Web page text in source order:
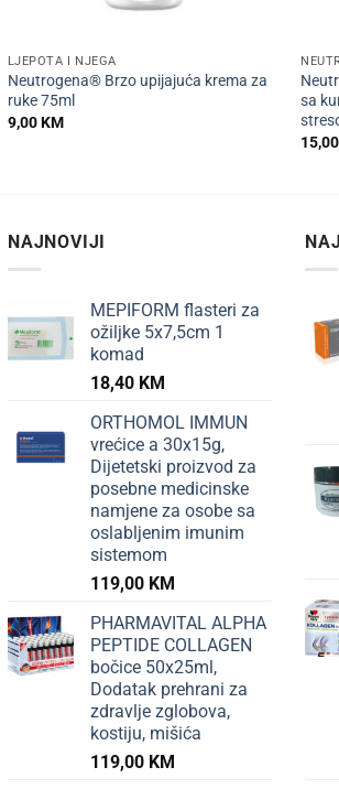
LJEPOTA I NJEGA
Neutrogena® Brzo upijajuća krema za
ruke 75ml
9,00KM
sa
NAJNOVIJI
MEPIFORM flasteri za
ožiljke 5x7,5cm 1
komad
18,40 KM
ORTHOMOL IMMUN
vrećice a 30x15g,
Dijetetski proizvod za
posebne medicinske
namjene za osobe sa
oslabljenim imunim
sistemom
119,00 KM
PHARMAVITAL ALPHA
PEPTIDE COLLAGEN
bočice 50x25ml,
Dodatak prehrani za
zdravlje zglobova,
kostiju, mišića
119,00 KM